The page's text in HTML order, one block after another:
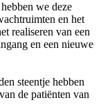
we deze
en het
realiseren van een
en een nieuwe
steentje hebben
de patiënten van